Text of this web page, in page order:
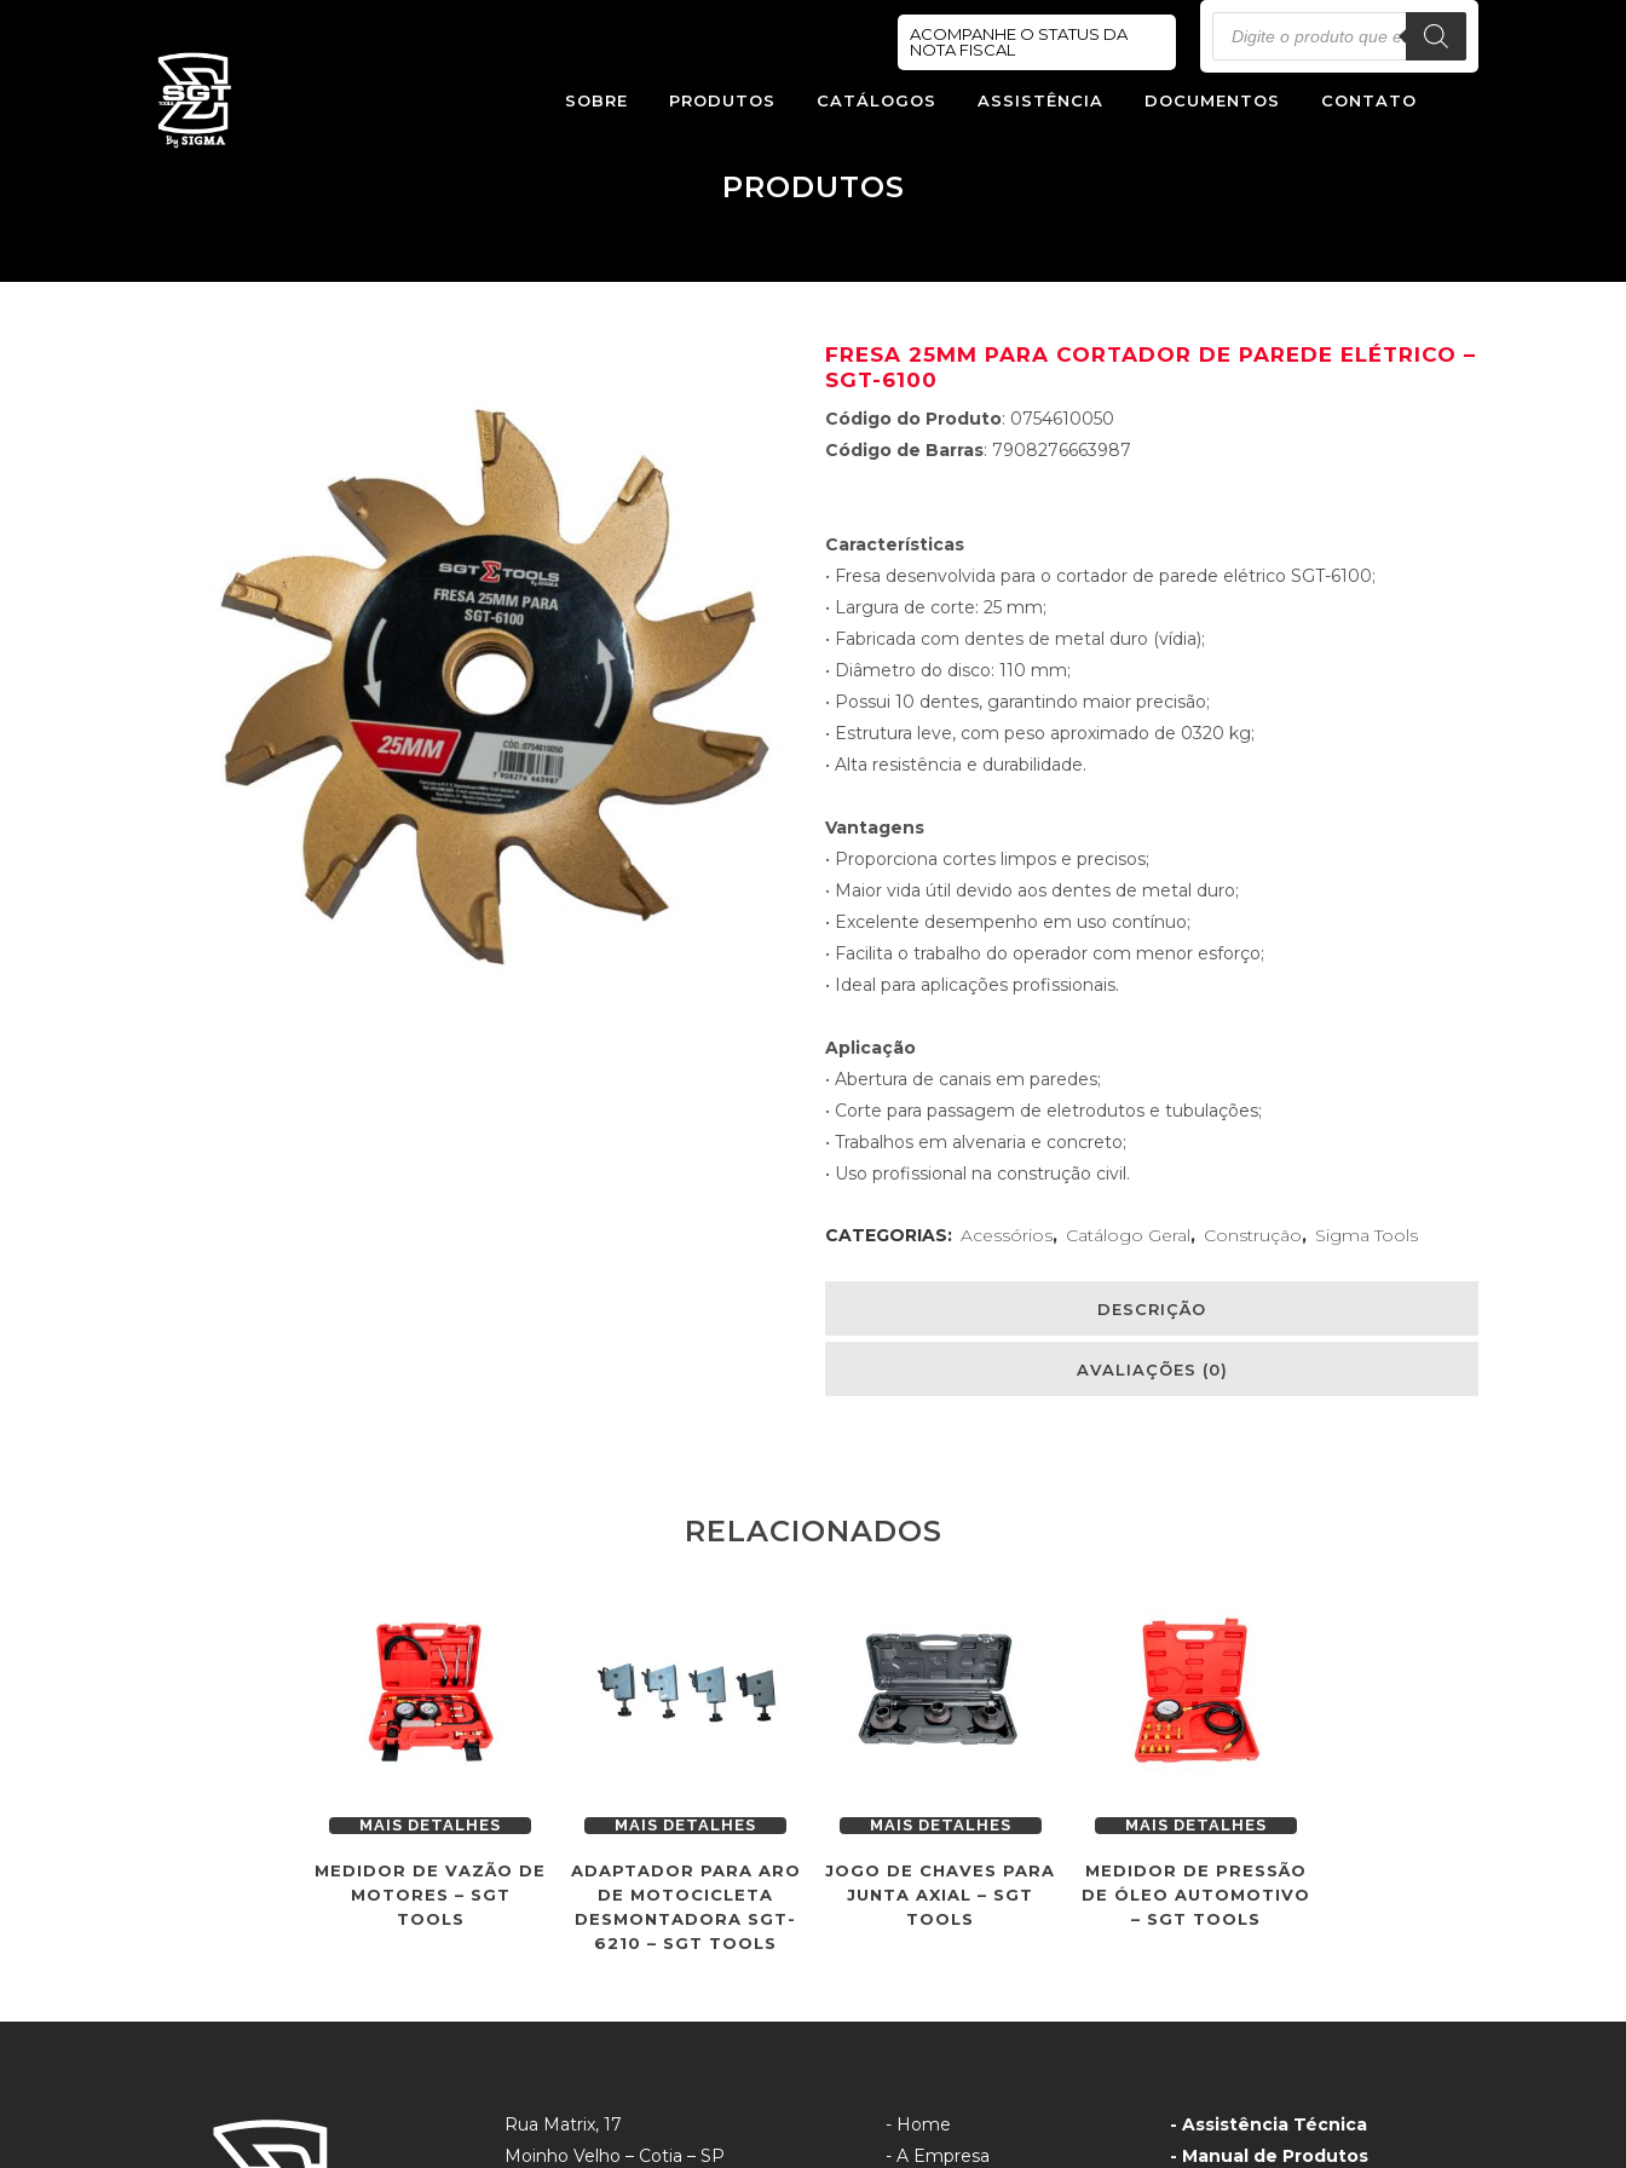
ACOMPANHE O STATUS DA
NOTA FISCAL
Pesquisar
produtos
SOBRE PRODUTOS CATÁLOGOS ASSISTÊNCIA DOCUMENTOS CONTATO
PRODUTOS
FRESA 25MM PARA CORTADOR DE PAREDE ELÉTRICO –
SGT-6100
Código do Produto: 0754610050
Código de Barras: 7908276663987
Características
• Fresa desenvolvida para o cortador de parede elétrico SGT-6100;
• Largura de corte: 25 mm;
• Fabricada com dentes de metal duro (vídia);
• Diâmetro do disco: 110 mm;
• Possui 10 dentes, garantindo maior precisão;
• Estrutura leve, com peso aproximado de 0320 kg;
• Alta resistência e durabilidade.
Vantagens
• Proporciona cortes limpos e precisos;
• Maior vida útil devido aos dentes de metal duro;
• Excelente desempenho em uso contínuo;
• Facilita o trabalho do operador com menor esforço;
• Ideal para aplicações profissionais.
Aplicação
• Abertura de canais em paredes;
• Corte para passagem de eletrodutos e tubulações;
• Trabalhos em alvenaria e concreto;
• Uso profissional na construção civil.
CATEGORIAS: Acessórios, Catálogo Geral, Construção, Sigma Tools
DESCRIÇÃO
AVALIAÇÕES (0)
RELACIONADOS
MAIS DETALHES
MEDIDOR DE VAZÃO DE
MOTORES – SGT
TOOLS
MAIS DETALHES
ADAPTADOR PARA ARO
DE MOTOCICLETA
DESMONTADORA SGT-
6210 – SGT TOOLS
MAIS DETALHES
JOGO DE CHAVES PARA
JUNTA AXIAL – SGT
TOOLS
MAIS DETALHES
MEDIDOR DE PRESSÃO
DE ÓLEO AUTOMOTIVO
– SGT TOOLS
Rua Matrix, 17
Moinho Velho – Cotia – SP
- Home
- A Empresa
- Assistência Técnica
- Manual de Produtos